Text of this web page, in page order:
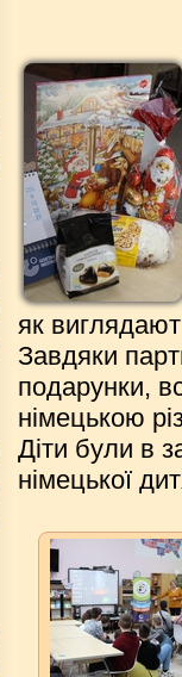
як
Завдяки
подарунки,
німецькою
Діти були в
німецької